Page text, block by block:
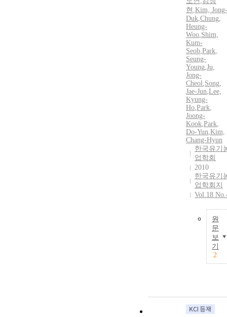
현 ,Kim, Jong-
Duk,Chung,
Heung-
Woo,Shim,
Kum-
Seob,Park,
Seung-
Young,Ju,
Jong-
Cheol,Song,
Jae-Jun,Lee,
Kyung-
Ho,Park,
Joong-
Kook,Park,
Do-Yun,Kim,
Chang-Hyun
한국유기
업학회
2010
한국유기
업학회지
Vol.18
원
문
보
기
2